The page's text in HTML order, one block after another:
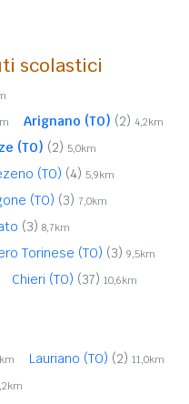
scolastici
Arignano (TO) (2) 4,2km
(TO) (2) 5,0km
(TO) (4) 5,9km
(TO) (3) 7,0km
(3) 8,7km
Torinese (TO) (3) 9,5km
Chieri (TO) (37) 10,6km
Lauriano (TO) (2) 11,0km